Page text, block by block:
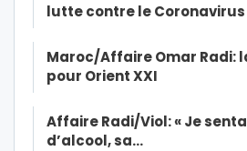
lutte contre le Coronavirus
Maroc/Affaire Omar Radi:
pour Orient XXI
Affaire Radi/Viol: « Je
d’alcool, sa…